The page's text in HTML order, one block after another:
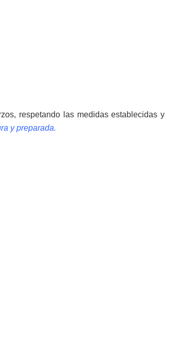
respetando las medidas establecidas y
y preparada.